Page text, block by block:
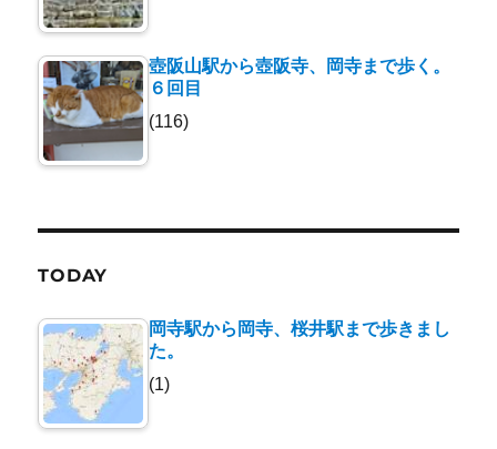
壺阪山駅から壺阪寺、岡寺まで歩く。
６回目
(116)
TODAY
岡寺駅から岡寺、桜井駅まで歩きまし
た。
(1)